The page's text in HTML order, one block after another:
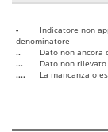
-
Indicatore non
denominatore
..
Dato non ancora
...
Dato non rilevato
....
La mancanza o